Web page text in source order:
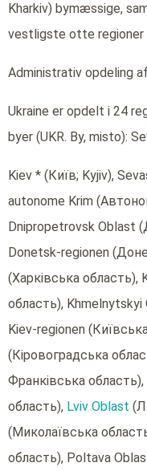
Kharkiv) bymæssige,
vestligste otte regioner
Administrativ opdeling
Ukraine er opdelt i 24
byer (UKR. By, misto):
Kiev * (Київ; Kyjiv),
autonome Krim
Dnipropetrovsk Oblast
Donetsk-regionen
(Харківська область),
область),
Kiev-regionen
(Кіровоградська
Франківська
область), Lviv Oblast
(Миколаївська
область), Poltava